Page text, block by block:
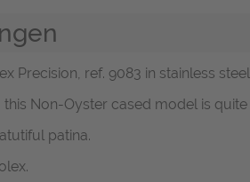
Precision, ref. 9083 in stainless
this Non-Oyster cased model is
patina.